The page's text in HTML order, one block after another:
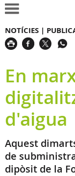
NOTÍCIES |
En
d'aigua
Aquest
de
dipòsit de la